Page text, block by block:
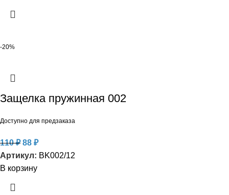
-20%
Защелка пружинная 002
Доступно для предзаказа
110₽ 88 ₽
Артикул: BK002/12
В корзину